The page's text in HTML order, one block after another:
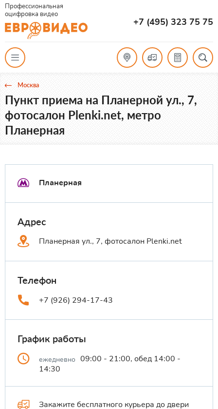
Профессиональная
оцифровка видео
+7 (495) 323 75 75
Москва
Пункт приема на Планерной ул., 7,
фотосалон Plenki.net, метро
Планерная
Планерная
Адрес
Планерная ул., 7, фотосалон Plenki.net
Телефон
+7 (926) 294-17-43
График работы
ежедневно 09:00 - 21:00, обед 14:00 -
14:30
Закажите бесплатного курьера до двери